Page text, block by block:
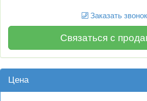
Заказать звонок
Связаться с
Цена